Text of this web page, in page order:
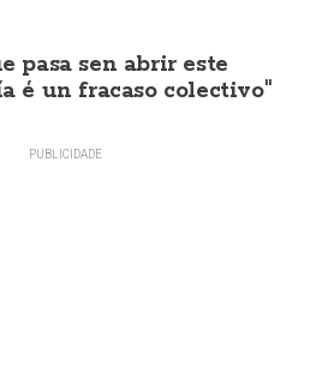
pasa sen abrir este
é un fracaso colectivo"